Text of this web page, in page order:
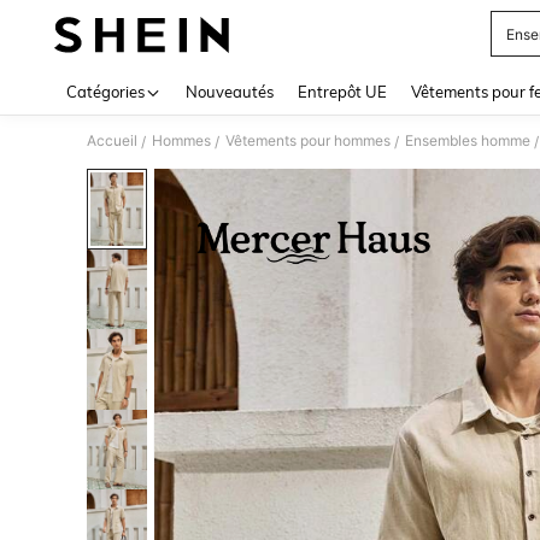
Catégories Nouveautés Entrepôt UE Vêtements pour
Accueil / Hommes / Vêtements pour hommes / Ensembles homme /